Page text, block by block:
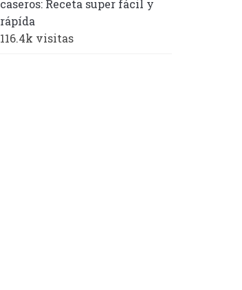
caseros: Receta super fácil y
rápída
116.4k visitas